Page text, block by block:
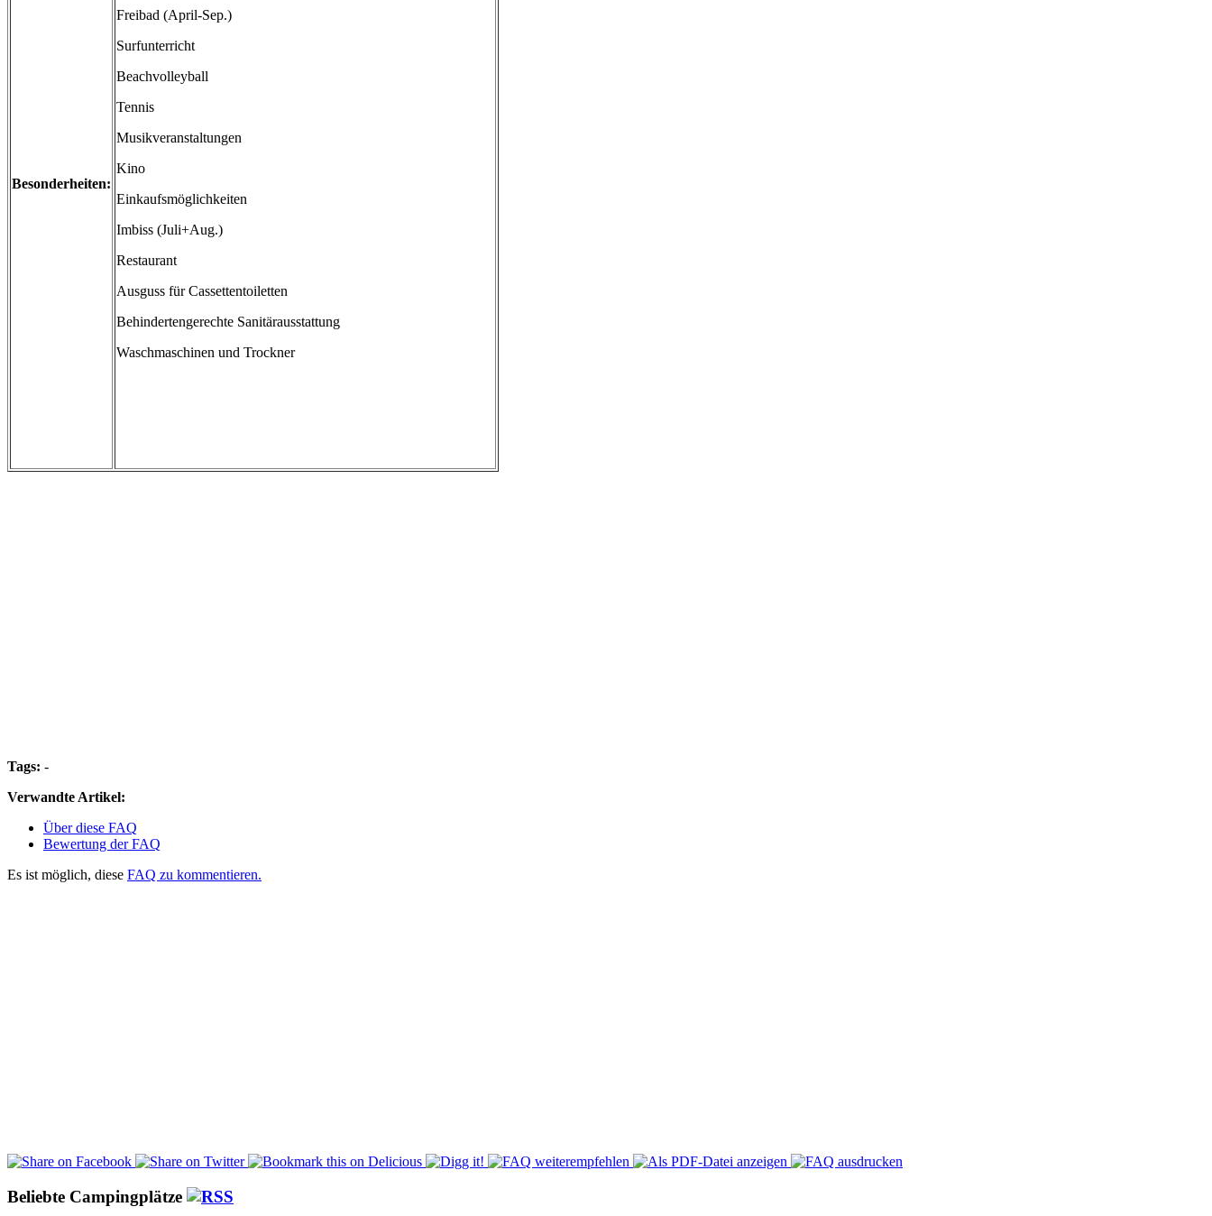
Besonderheiten:
Freibad (April-Sep.)
Surfunterricht
Beachvolleyball
Tennis
Musikveranstaltungen
Kino
Einkaufsmöglichkeiten
Imbiss (Juli+Aug.)
Restaurant
Ausguss für Cassettentoiletten
Behindertengerechte Sanitärausstattung
Waschmaschinen und Trockner
Tags: -
Verwandte Artikel:
Über diese FAQ
Bewertung der FAQ
Es ist möglich, diese FAQ zu kommentieren.
Beliebte Campingplätze